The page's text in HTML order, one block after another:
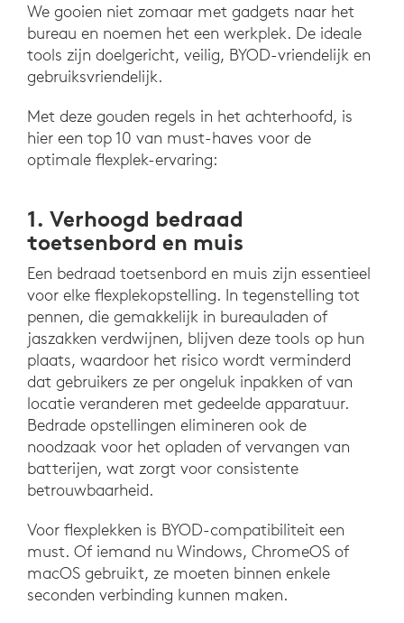
We gooien niet zomaar met gadgets naar het
bureau en noemen het een werkplek. De ideale
tools zijn doelgericht, veilig, BYOD-vriendelijk en
gebruiksvriendelijk.
Met deze gouden regels in het achterhoofd, is
hier een top 10 van must-haves voor de
optimale flexplek-ervaring:
1. Verhoogd bedraad
toetsenbord en muis
Een bedraad toetsenbord en muis zijn essentieel
voor elke flexplekopstelling. In tegenstelling tot
pennen, die gemakkelijk in bureauladen of
jaszakken verdwijnen, blijven deze tools op hun
plaats, waardoor het risico wordt verminderd
dat gebruikers ze per ongeluk inpakken of van
locatie veranderen met gedeelde apparatuur.
Bedrade opstellingen elimineren ook de
noodzaak voor het opladen of vervangen van
batterijen, wat zorgt voor consistente
betrouwbaarheid.
Voor flexplekken is BYOD-compatibiliteit een
must. Of iemand nu Windows, ChromeOS of
macOS gebruikt, ze moeten binnen enkele
seconden verbinding kunnen maken.